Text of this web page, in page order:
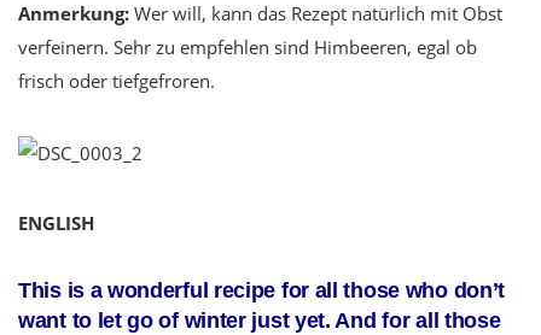
Anmerkung: Wer will, kann das Rezept natürlich mit Obst
verfeinern. Sehr zu empfehlen sind Himbeeren, egal ob
frisch oder tiefgefroren.
ENGLISH
This is a wonderful recipe for all those who don’t
want to let go of winter just yet. And for all those